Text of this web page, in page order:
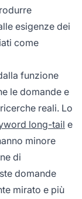
esigenze dei
come
funzione
le domande e
reali. Lo
long-tail e
minore
di
domande
mirato e più